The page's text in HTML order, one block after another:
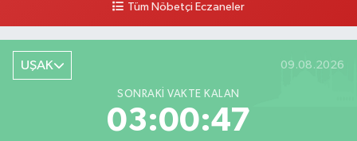
Tüm Nöbetçi Eczaneler
UŞAK 09.08.2026
SONRAKI VAKTE KALAN
03:00:47